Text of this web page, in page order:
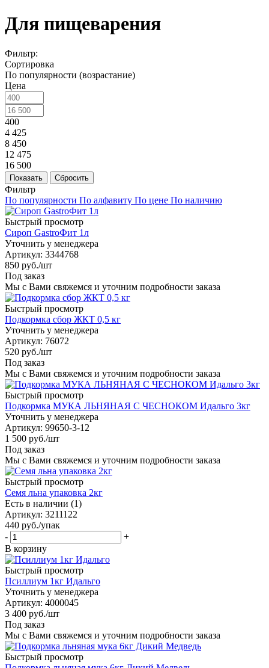
Для пищеварения
Фильтр:
Сортировка
По популярности (возрастание)
Цена
400
4 425
8 450
12 475
16 500
Показать Сбросить
Фильтр
По популярности По алфавиту По цене По наличию
Быстрый просмотр
Сироп GastroФит 1л
Уточнить у менеджера
Артикул: 3344768
850 руб./шт
Под заказ
Мы с Вами свяжемся и уточним подробности заказа
Быстрый просмотр
Подкормка сбор ЖКТ 0,5 кг
Уточнить у менеджера
Артикул: 76072
520 руб./шт
Под заказ
Мы с Вами свяжемся и уточним подробности заказа
Быстрый просмотр
Подкормка МУКА ЛЬНЯНАЯ С ЧЕСНОКОМ Идальго 3кг
Уточнить у менеджера
Артикул: 99650-3-12
1 500 руб./шт
Под заказ
Мы с Вами свяжемся и уточним подробности заказа
Быстрый просмотр
Семя льна упаковка 2кг
Есть в наличии (1)
Артикул: 3211122
440 руб./упак
-
+
В корзину
Быстрый просмотр
Псиллиум 1кг Идальго
Уточнить у менеджера
Артикул: 4000045
3 400 руб./шт
Под заказ
Мы с Вами свяжемся и уточним подробности заказа
Быстрый просмотр